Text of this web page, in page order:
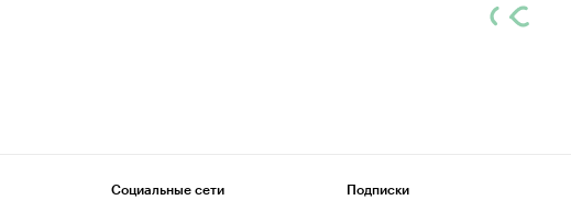
Социальные сети Подписки